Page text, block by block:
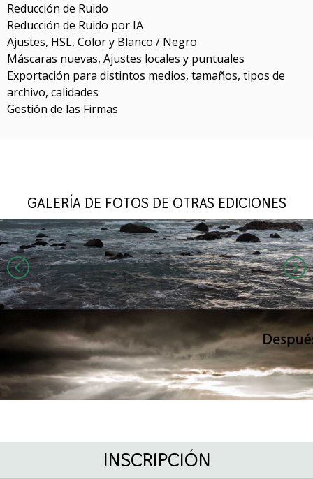
Reducción de Ruido
Reducción de Ruido por IA
Ajustes, HSL, Color y Blanco / Negro
Máscaras nuevas, Ajustes locales y puntuales
Exportación para distintos medios, tamaños, tipos de
archivo, calidades
Gestión de las Firmas
GALERÍA DE FOTOS DE OTRAS EDICIONES
INSCRIPCIÓN